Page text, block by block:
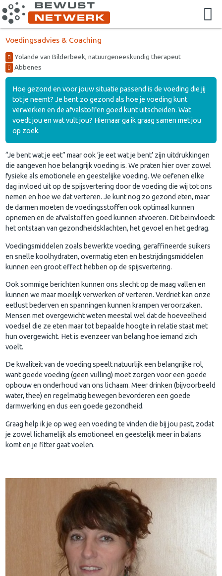
Voedingsadvies & Coaching
Yolande van Bilderbeek, natuurgeneeskundig therapeut
Abbenes
Hoe gezond en voor jouw situatie passend is de voeding die jij
tot je neemt? Je bent zo gezond als hoe je voeding kunt
verwerken en de afvalstoffen goed kunt uitscheiden. Wat
voedt jou en wat vult jou? Hiernaar ga ik graag samen met jou
op zoek.
“Je bent wat je eet” maar ook ‘je eet wat je bent’ zijn uitdrukkingen
die aangeven hoe belangrijk voeding is. We praten hier over zowel
fysieke als emotionele en geestelijke voeding. We oefenen elke
dag invloed uit op de spijsvertering door de voeding die wij tot ons
nemen en hoe we dat verteren. Je kunt nog zo gezond eten, maar
de darmen moeten de voedingsstoffen ook optimaal kunnen
opnemen en de afvalstoffen goed kunnen afvoeren. Dit beïnvloedt
het ontstaan van gezondheidsklachten, het gevoel en het gedrag.
Voedingsmiddelen zoals bewerkte voeding, geraffineerde suikers
en snelle koolhydraten, overmatig eten en bestrijdingsmiddelen
kunnen een groot effect hebben op de spijsvertering.
Ook sommige berichten kunnen ons slecht op de maag vallen en
kunnen we maar moeilijk verwerken of verteren. Verdriet kan onze
eetlust bederven en spanningen kunnen krampen veroorzaken.
Mensen met overgewicht weten meestal wel dat de hoeveelheid
voedsel die ze eten maar tot bepaalde hoogte in relatie staat met
hun overgewicht. Het is evenzeer van belang hoe iemand zich
voelt.
De kwaliteit van de voeding speelt natuurlijk een belangrijke rol,
want goede voeding (geen vulling) moet zorgen voor een goede
opbouw en onderhoud van ons lichaam. Meer drinken (bijvoorbeeld
water, thee) en regelmatig bewegen bevorderen een goede
darmwerking en dus een goede gezondheid.
Graag help ik je op weg een voeding te vinden die bij jou past, zodat
je zowel lichamelijk als emotioneel en geestelijk meer in balans
komt en je fitter gaat voelen.